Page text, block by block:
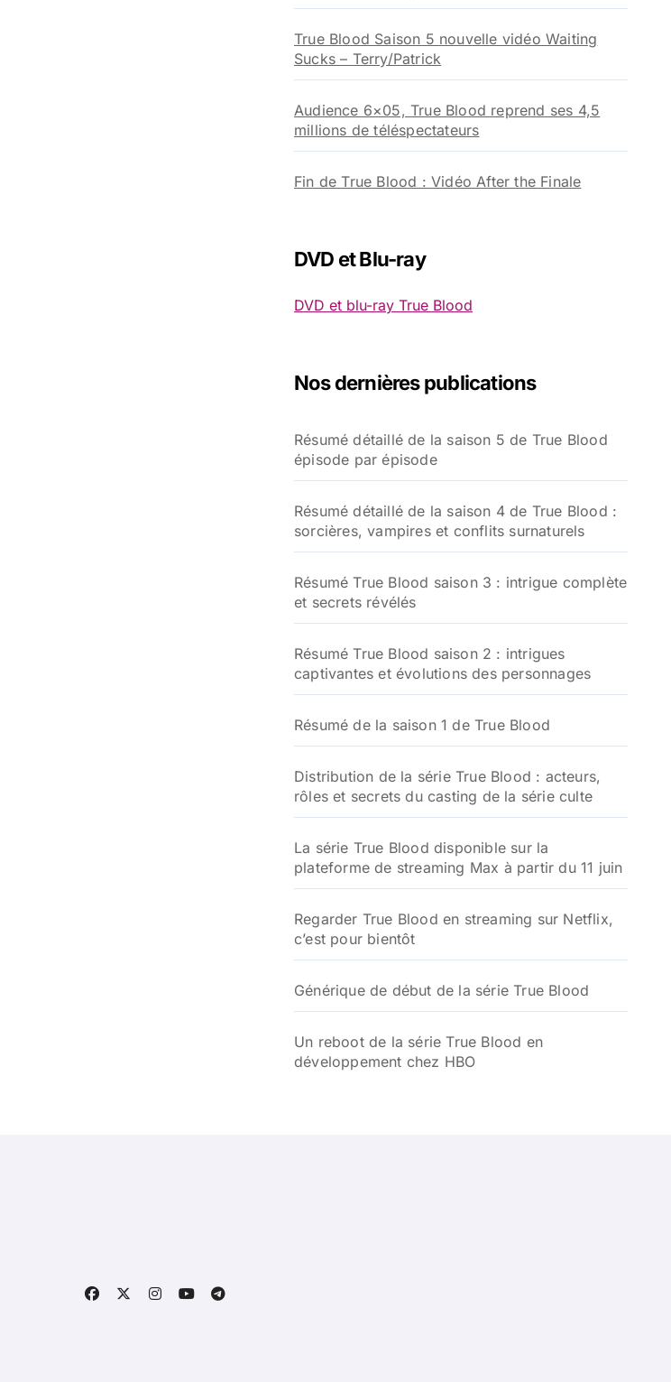
True Blood Saison 5 nouvelle vidéo Waiting
Sucks – Terry/Patrick
Audience 6×05, True Blood reprend ses 4,5
millions de téléspectateurs
Fin de True Blood : Vidéo After the Finale
DVD et Blu-ray
DVD et blu-ray True Blood
Nos dernières publications
Résumé détaillé de la saison 5 de True Blood
épisode par épisode
Résumé détaillé de la saison 4 de True Blood :
sorcières, vampires et conflits surnaturels
Résumé True Blood saison 3 : intrigue complète
et secrets révélés
Résumé True Blood saison 2 : intrigues
captivantes et évolutions des personnages
Résumé de la saison 1 de True Blood
Distribution de la série True Blood : acteurs,
rôles et secrets du casting de la série culte
La série True Blood disponible sur la
plateforme de streaming Max à partir du 11 juin
Regarder True Blood en streaming sur Netflix,
c’est pour bientôt
Générique de début de la série True Blood
Un reboot de la série True Blood en
développement chez HBO